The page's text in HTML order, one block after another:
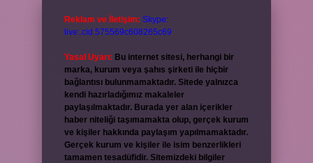
Reklam ve İletişim: Skype:
live:.cid.575569c608265c69
Yasal Uyarı: Bu internet sitesi, herhangi bir
marka, kurum veya şahıs şirketi ile hiçbir
bağlantısı bulunmamaktadır. Sitede yalnızca
kendi hazırladığımız makaleler
paylaşılmaktadır. Burada yer alan içerikler
haber niteliği taşımamakta olup, gerçek kurum
ve kişiler hakkında paylaşım yapılmamaktadır.
Gerçek kurum ve kişiler ile isim benzerlikleri
tamamen tesadüfidir. Sitemizdeki bilgiler